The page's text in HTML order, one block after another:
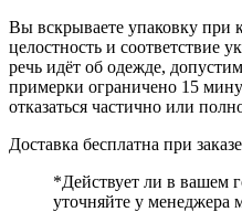
Вы вскрываете упаковку при
целостность и соответствие
речь идёт об одежде,
примерки ограничено 15
отказаться частично или
Доставка бесплатна при
*Действует ли в вашем
уточняйте у менеджера